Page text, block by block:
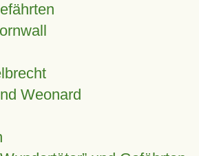
Weonard